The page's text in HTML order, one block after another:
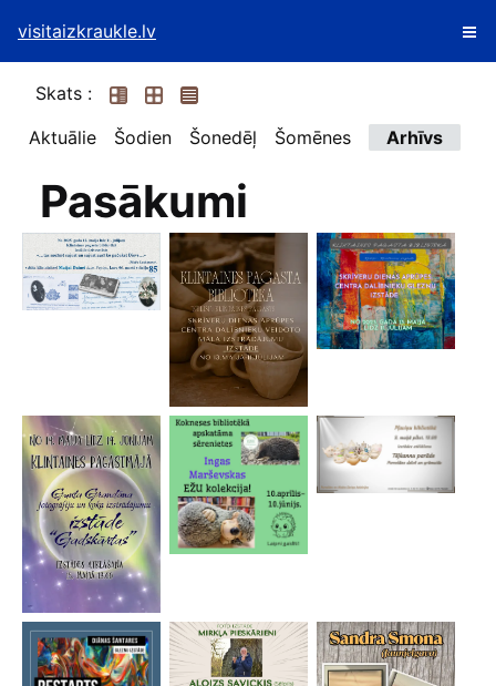
visitaizkraukle.lv
Skats :
Aktuālie
Šodien Šonedēļ Šomēnes Arhīvs
Pasākumi